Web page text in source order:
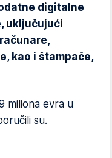
digitalne
uključujući
kao i štampače,
miliona evra u
su.